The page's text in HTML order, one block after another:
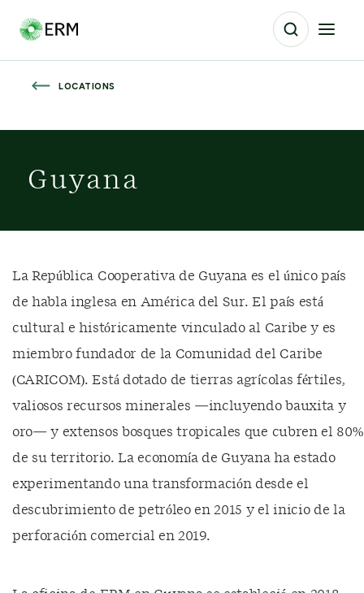
LOCATIONS
Guyana
La República Cooperativa de Guyana es el único país
de habla inglesa en América del Sur. El país está
cultural e históricamente vinculado al Caribe y es
miembro fundador de la Comunidad del Caribe
(CARICOM). Está dotado de tierras agrícolas fértiles,
valiosos recursos minerales —incluyendo bauxita y
oro— y extensos bosques tropicales que cubren el 80%
de su territorio. La economía de Guyana ha estado
experimentando una transformación desde el
descubrimiento de petróleo en 2015 y el inicio de la
perforación comercial en 2019.